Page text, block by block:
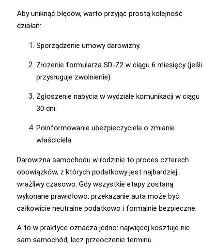
Aby uniknąć błędów, warto przyjąć prostą kolejność
działań:
Sporządzenie umowy darowizny.
Złożenie formularza SD-Z2 w ciągu 6 miesięcy (jeśli
przysługuje zwolnienie).
Zgłoszenie nabycia w wydziale komunikacji w ciągu
30 dni.
Poinformowanie ubezpieczyciela o zmianie
właściciela.
Darowizna samochodu w rodzinie to proces czterech
obowiązków, z których podatkowy jest najbardziej
wrażliwy czasowo. Gdy wszystkie etapy zostaną
wykonane prawidłowo, przekazanie auta może być
całkowicie neutralne podatkowo i formalnie bezpieczne.
A to w praktyce oznacza jedno: najwięcej kosztuje nie
sam samochód, lecz przeoczenie terminu.